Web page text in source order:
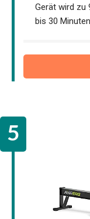
Gerät wird zu
bis 30